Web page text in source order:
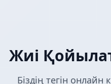
Жиі
Біздің тегін онлайн